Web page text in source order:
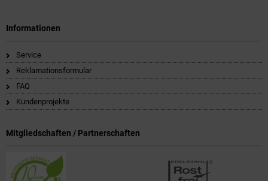
Informationen
Service
Reklamationsformular
FAQ
Kundenprojekte
Mitgliedschaften / Partnerschaften